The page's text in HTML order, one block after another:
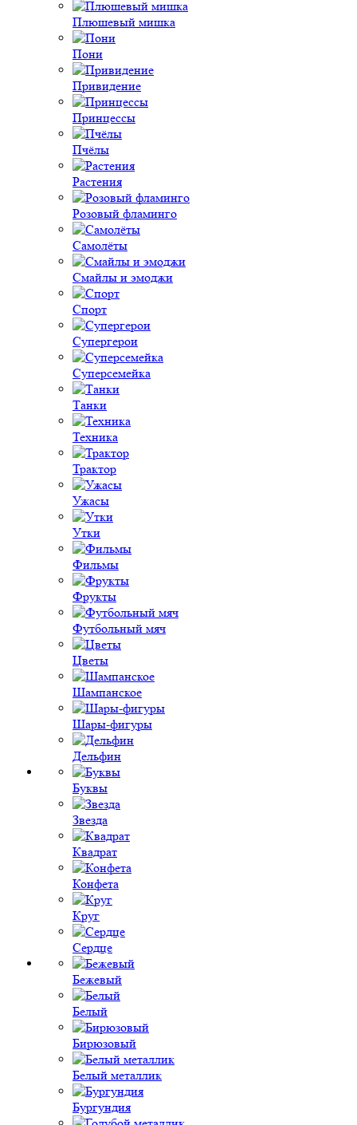
Плюшевый мишка
Пони
Привидение
Принцессы
Пчёлы
Растения
Розовый фламинго
Самолёты
Смайлы и эмоджи
Спорт
Супергерои
Суперсемейка
Танки
Техника
Трактор
Ужасы
Утки
Фильмы
Фрукты
Футбольный мяч
Цветы
Шампанское
Шары-фигуры
Дельфин
Буквы
Звезда
Квадрат
Конфета
Круг
Сердце
Бежевый
Белый
Бирюзовый
Белый металлик
Бургундия